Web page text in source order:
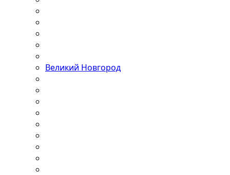
Великий Новгород